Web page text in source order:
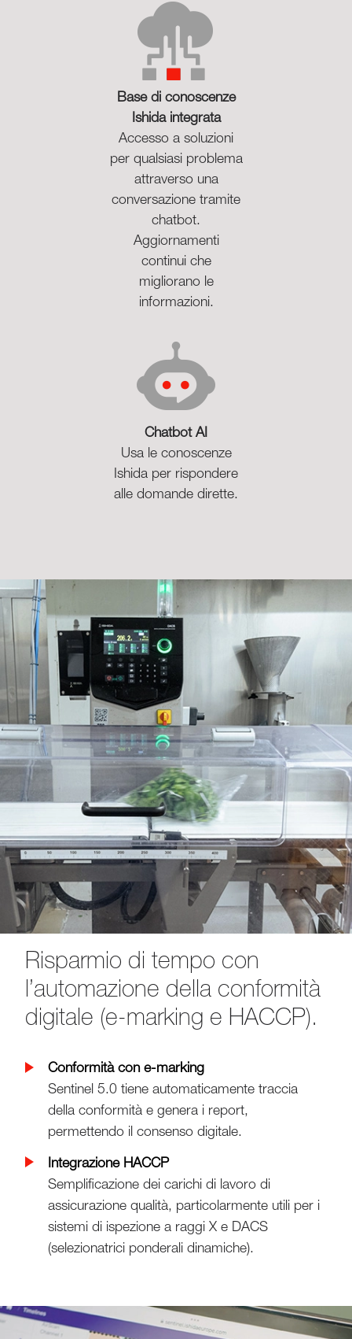
Base di conoscenze
Ishida integrata
Accesso a soluzioni
per qualsiasi problema
attraverso una
conversazione tramite
chatbot.
Aggiornamenti
continui che
migliorano le
informazioni.
Chatbot AI
Usa le conoscenze
Ishida per rispondere
alle domande dirette.
Risparmio di tempo con
l’automazione della conformità
digitale (e-marking e HACCP).
Conformità con e-marking
Sentinel 5.0 tiene automaticamente traccia
della conformità e genera i report,
permettendo il consenso digitale.
Integrazione HACCP
Semplificazione dei carichi di lavoro di
assicurazione qualità, particolarmente utili per i
sistemi di ispezione a raggi X e DACS
(selezionatrici ponderali dinamiche).